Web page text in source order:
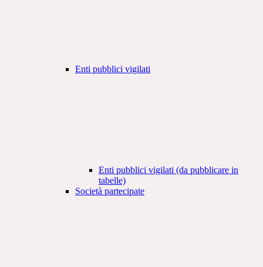
Enti pubblici vigilati
Enti pubblici vigilati (da pubblicare in
tabelle)
Società partecipate